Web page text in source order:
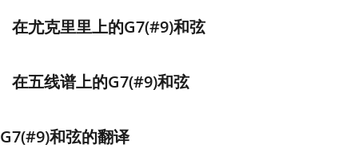
日本語
Polski
Português
在尤克里里上的G7(#9)和弦
在五线谱上的G7(#9)和弦
G7(#9)和弦的翻译